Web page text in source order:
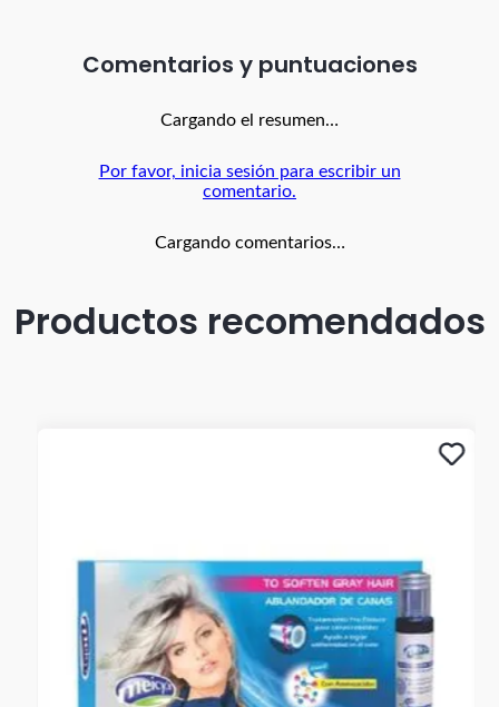
Comentarios
Cargando el resumen…
Por favor, inicia sesión para escribir un
comentario.
Cargando comentarios…
Productos recomendados